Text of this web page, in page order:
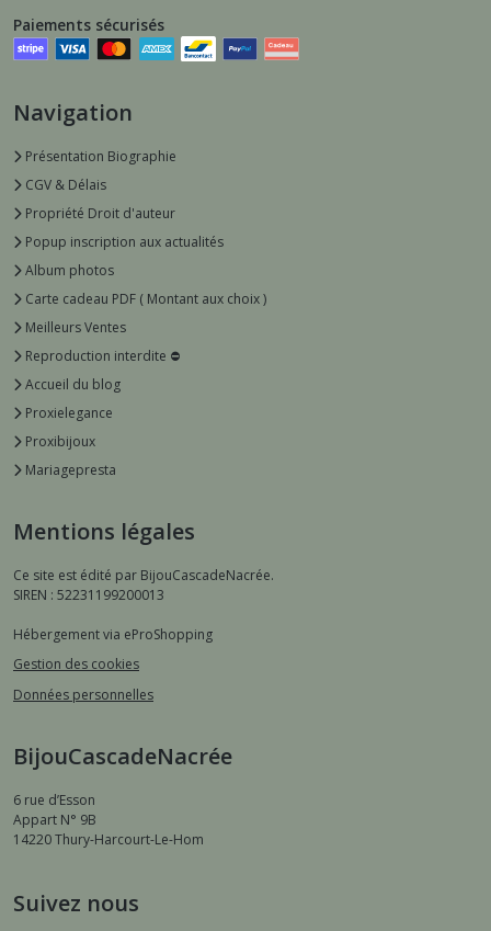
Paiements sécurisés
Navigation
Présentation Biographie
CGV & Délais
Propriété Droit d'auteur
Popup inscription aux actualités
Album photos
Carte cadeau PDF ( Montant aux choix )
Meilleurs Ventes
Reproduction interdite ⛔️
Accueil du blog
Proxielegance
Proxibijoux
Mariagepresta
Mentions légales
Ce site est édité par BijouCascadeNacrée.
SIREN : 52231199200013
Hébergement via eProShopping
Gestion des cookies
Données personnelles
BijouCascadeNacrée
6 rue d’Esson
Appart N° 9B
14220Thury-Harcourt-Le-Hom
Suivez nous